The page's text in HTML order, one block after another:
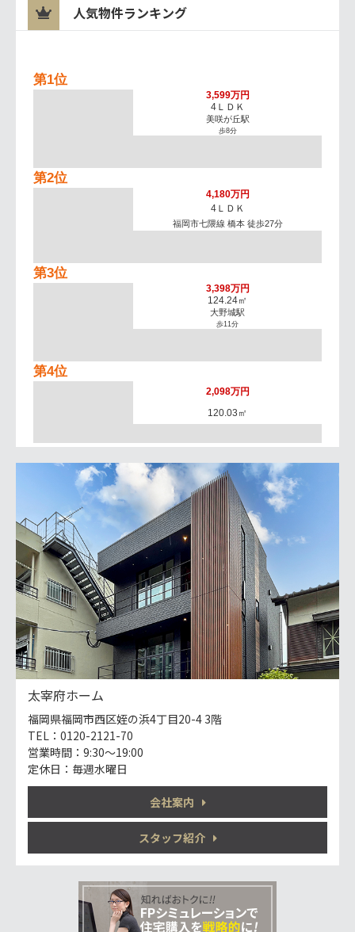
人気物件ランキング
太宰府ホーム
福岡県福岡市西区姪の浜4丁目20-4 3階
TEL：0120-2121-70
営業時間：9:30～19:00
定休日：毎週水曜日
会社案内
スタッフ紹介